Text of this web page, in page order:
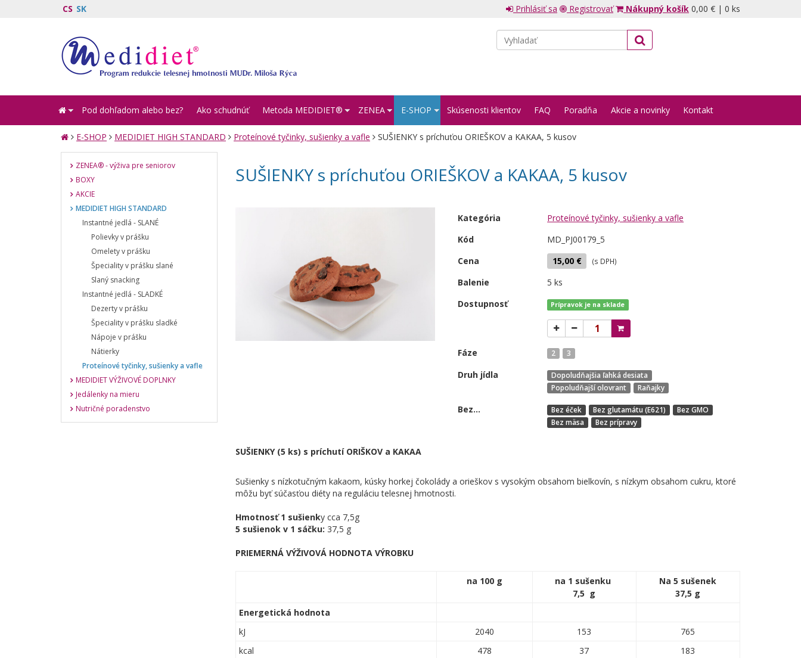
CS SK Prihlásiť sa Registrovať Nákupný košík 0,00 € | 0 ks
Pod dohľadom alebo bez? Ako schudnúť Metoda MEDIDIET®︎ ZENEA E-SHOP Skúsenosti klientov FAQ Poradňa Akcie a novinky Kontakt
E-SHOP MEDIDIET HIGH STANDARD Proteínové tyčinky, sušienky a vafle SUŠIENKY s príchuťou ORIEŠKOV a KAKAA, 5 kusov
ZENEA® - výživa pre seniorov
BOXY
AKCIE
MEDIDIET HIGH STANDARD
Instantné jedlá - SLANÉ
Polievky v prášku
Omelety v prášku
Špeciality v prášku slané
Slaný snacking
Instantné jedlá - SLADKÉ
Dezerty v prášku
Špeciality v prášku sladké
Nápoje v prášku
Nátierky
Proteínové tyčinky, sušienky a vafle
MEDIDIET VÝŽIVOVÉ DOPLNKY
Jedálenky na mieru
Nutričné poradenstvo
SUŠIENKY s príchuťou ORIEŠKOV a KAKAA, 5 kusov
Kategória
Proteínové tyčinky, sušienky a vafle
Kód
MD_PJ00179_5
Cena
15,00 € (s DPH)
Balenie
5 ks
Dostupnosť
Prípravok je na sklade
Fáze 2 3
Druh jídla
Dopoludňajšia ľahká desiata
Popoludňajší olovrant
Raňajky
Bez... Bez éček Bez glutamátu (E621)
Bez GMO
Bez mäsa
Bez prípravy
SUŠIENKY (5 ks) s príchutí ORIŠKOV a KAKAA
Sušienky s nízkotučným kakaom, kúsky horkej čokolády a orieškov s vysokým obsahom bielkovín, s nízkym obsahom cukru, ktoré
môžu byť súčasťou diéty na reguláciu telesnej hmotnosti.
Hmotnosť 1 sušienky cca 7,5g
5 sušienok v 1 sáčku: 37,5 g
PRIEMERNÁ VÝŽIVOVÁ HODNOTA VÝROBKU
na 100 g
na 1 sušenku
7,5 g
Na 5 sušenek
37,5 g
Energetická hodnota
kJ
2040 153
765
kcal
478 37
183